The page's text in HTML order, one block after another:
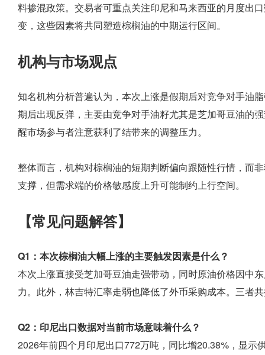
料掺混政策。交易者可重点关注印尼和马来西亚的月度出
变，这些因素将共同塑造棕榈油的中期运行区间。
机构与市场观点
知名机构分析普遍认为，本次上涨是假期后对竞争对手油
期后出现反弹，主要由竞争对手油籽尤其是芝加哥豆油的
醒市场参与者注意获利了结带来的调整压力。
整体而言，机构对棕榈油的短期判断偏向跟随性行情，而
支撑，但需求端的价格敏感度上升可能制约上行空间。
【常见问题解答】
Q1：本次棕榈油大幅上涨的主要触发因素是什么？
本次上涨直接受芝加哥豆油走强带动，同时原油价格因中
力。此外，林吉特汇率走弱也降低了外币采购成本。三者
Q2：印尼出口数据对当前市场意味着什么？
2026年前四个月印尼出口772万吨，同比增20.38%，显